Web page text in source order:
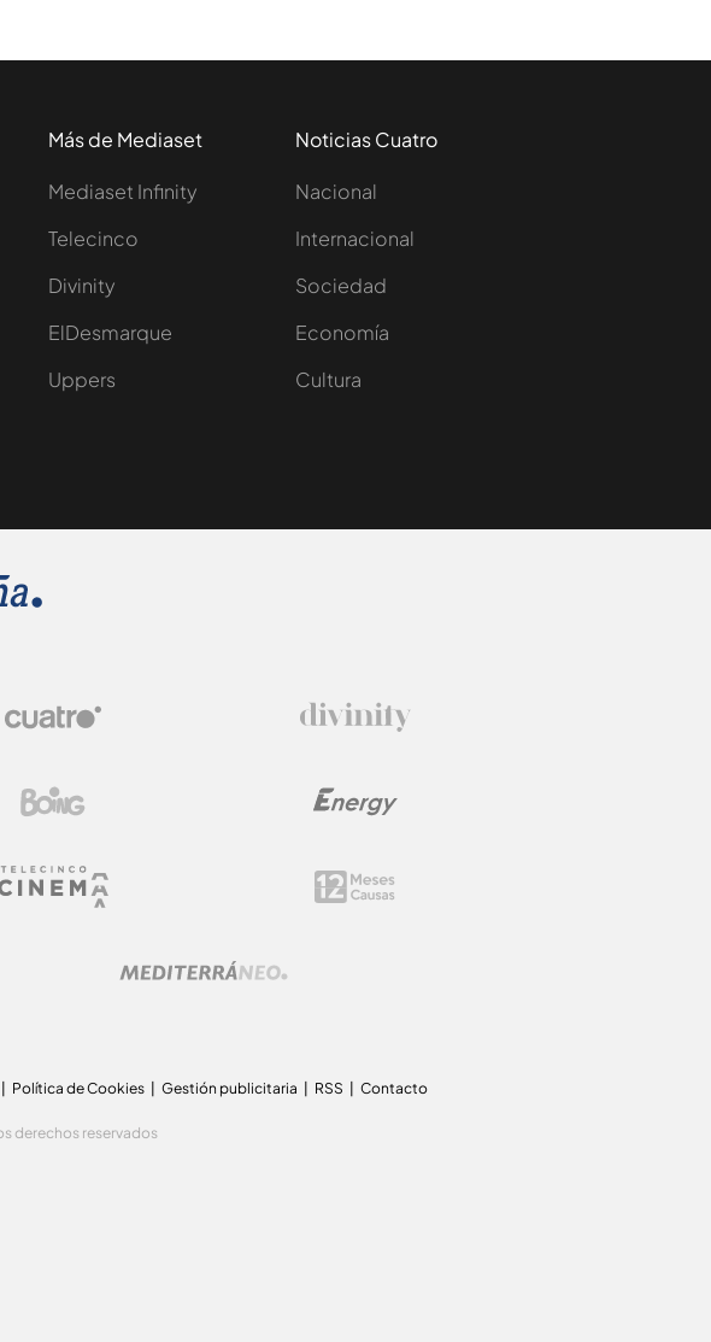
Más de Mediaset
Mediaset Infinity
Telecinco
Divinity
ElDesmarque
Uppers
Noticias Cuatro
Nacional
Internacional
Sociedad
Economía
Cultura
Política de Cookies Gestión publicitaria RSS Contacto
derechos reservados